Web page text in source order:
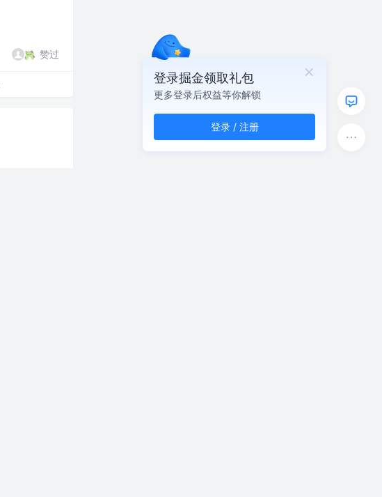
赞过
登录掘金领取礼包
更多登录后权益等你解锁
登录 / 注册